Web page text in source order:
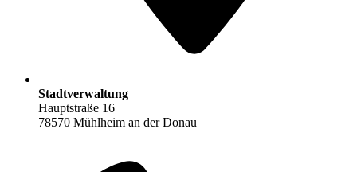
Stadtverwaltung
Hauptstraße 16
78570 Mühlheim an der Donau